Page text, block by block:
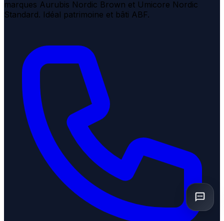
marques Aurubis Nordic Brown et Umicore Nordic
Standard. Idéal patrimoine et bâti ABF.